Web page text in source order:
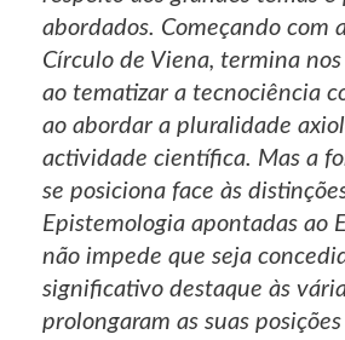
abordados. Começando com
Círculo de Viena, termina
ao tematizar a tecnociência
ao abordar a pluralidade
actividade científica. Mas a
se posiciona face às
Epistemologia apontadas ao
não impede que seja
significativo destaque às
prolongaram as suas